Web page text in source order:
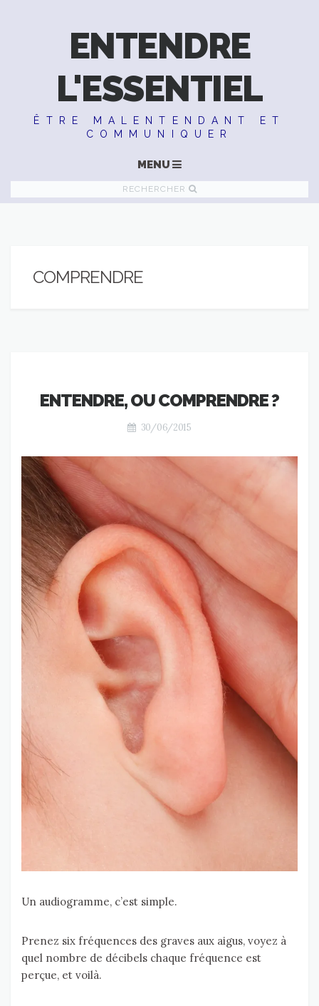
ENTENDRE
L'ESSENTIEL
ÊTRE MALENTENDANT ET
COMMUNIQUER
MENU
RECHERCHER
COMPRENDRE
ENTENDRE, OU COMPRENDRE ?
30/06/2015
Un audiogramme, c’est simple.
Prenez six fréquences des graves aux aigus, voyez à
quel nombre de décibels chaque fréquence est
perçue, et voilà.